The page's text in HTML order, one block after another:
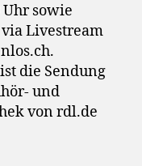
Uhr sowie
via Livestream
die Sendung
und
von rdl.de